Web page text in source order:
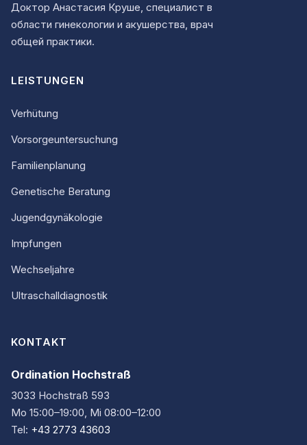
Доктор Анастасия Круше, специалист в
области гинекологии и акушерства, врач
общей практики.
LEISTUNGEN
Verhütung
Vorsorgeuntersuchung
Familienplanung
Genetische Beratung
Jugendgynäkologie
Impfungen
Wechseljahre
Ultraschalldiagnostik
KONTAKT
Ordination Hochstraß
3033 Hochstraß 593
Mo 15:00–19:00, Mi 08:00–12:00
Tel: +43 2773 43603